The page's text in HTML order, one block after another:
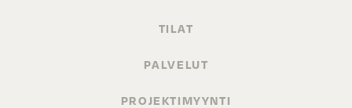
TILAT
PALVELUT
PROJEKTIMYYNTI